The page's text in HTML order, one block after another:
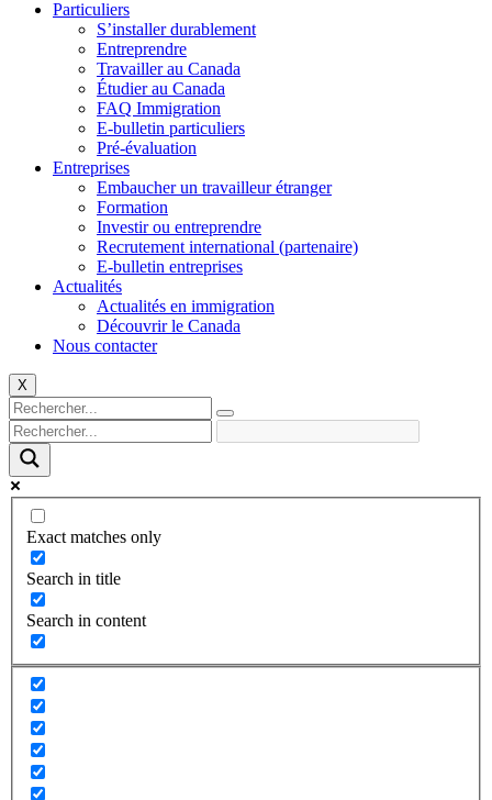
Particuliers
S’installer durablement
Entreprendre
Travailler au Canada
Étudier au Canada
FAQ Immigration
E-bulletin particuliers
Pré-évaluation
Entreprises
Embaucher un travailleur étranger
Formation
Investir ou entreprendre
Recrutement international (partenaire)
E-bulletin entreprises
Actualités
Actualités en immigration
Découvrir le Canada
Nous contacter
X
Exact matches only
Search in title
Search in content